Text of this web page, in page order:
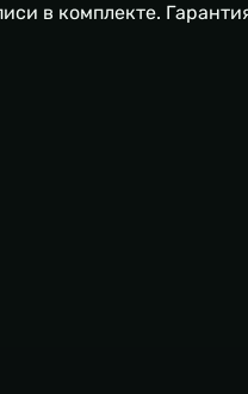
в комплекте.